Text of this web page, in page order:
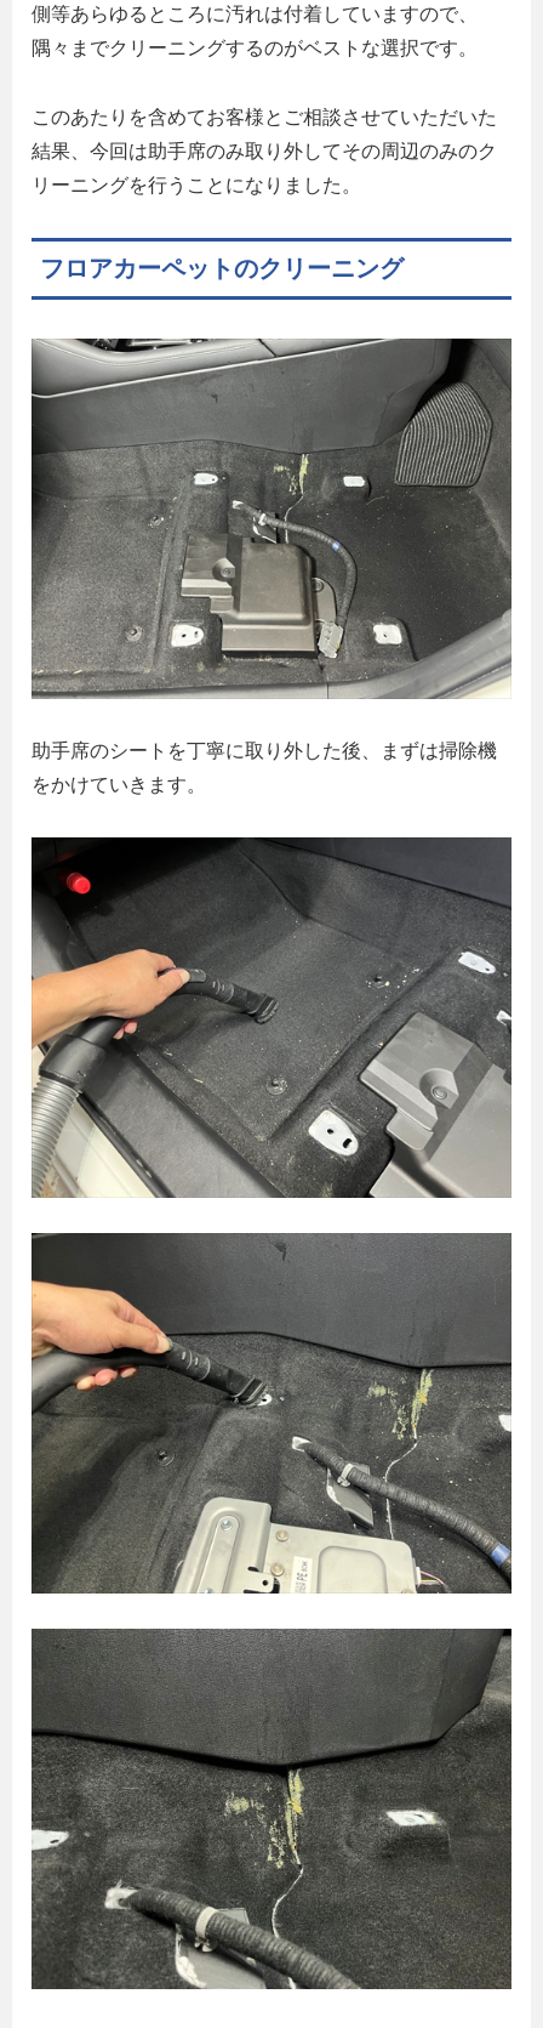
側等あらゆるところに汚れは付着していますので、
隅々までクリーニングするのがベストな選択です。
このあたりを含めてお客様とご相談させていただいた
結果、今回は助手席のみ取り外してその周辺のみのク
リーニングを行うことになりました。
フロアカーペットのクリーニング
助手席のシートを丁寧に取り外した後、まずは掃除機
をかけていきます。